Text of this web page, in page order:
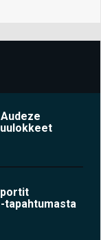
tapahtumasta